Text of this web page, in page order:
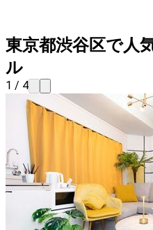
東京都渋谷区で人
ル
1 / 4